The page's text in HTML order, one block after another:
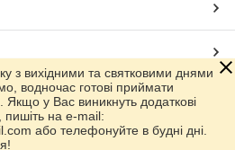
Prom.ua
з вихідними та святковими днями
водночас готові приймати
Якщо у Вас виникнуть додаткові
пишіть на e-mail:
або телефонуйте в будні дні.